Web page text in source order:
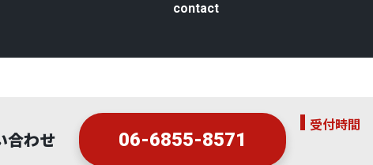
contact
合わせ 06-6855-8571
受付時間